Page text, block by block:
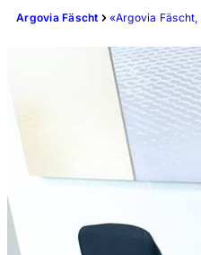
Argovia Fäscht «Argovia